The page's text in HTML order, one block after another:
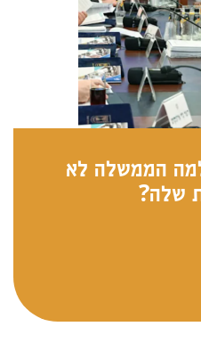
הממשלה לא
שלה?